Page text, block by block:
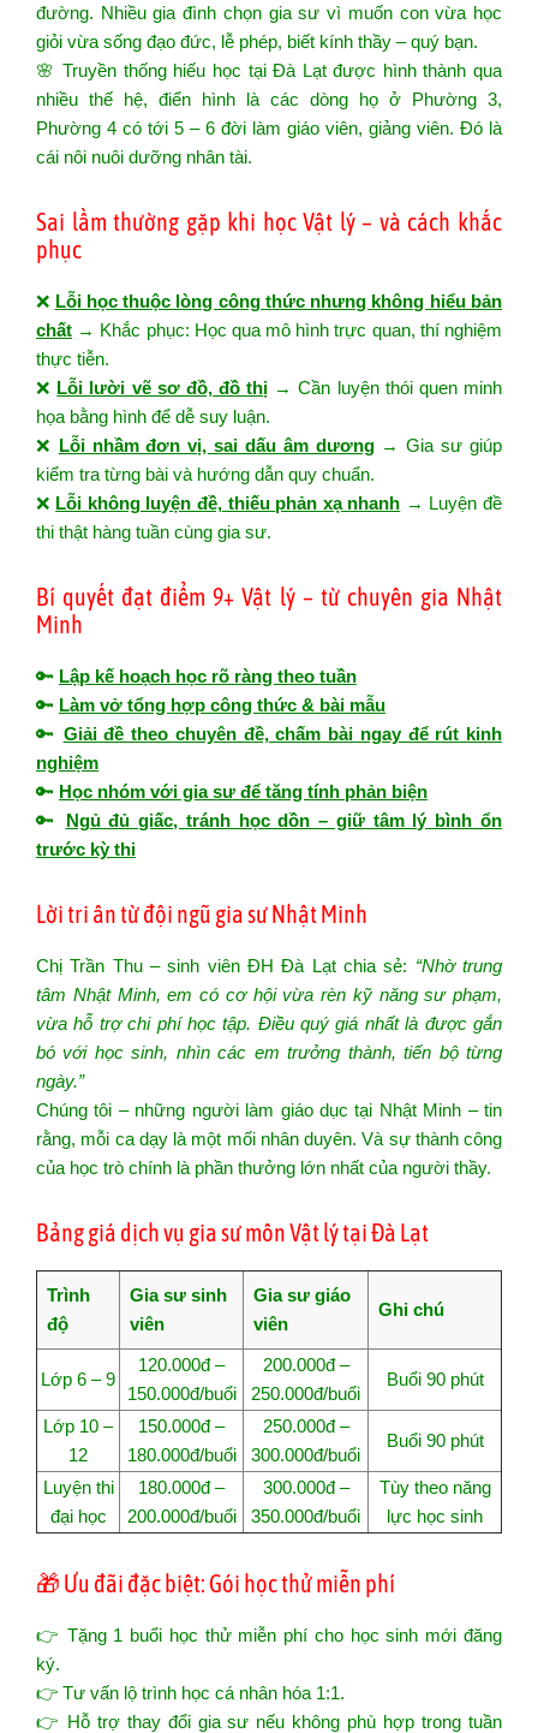
đường. Nhiều gia đình chọn gia sư vì muốn con vừa học
giỏi vừa sống đạo đức, lễ phép, biết kính thầy – quý bạn.
🌸 Truyền thống hiếu học tại Đà Lạt được hình thành qua
nhiều thế hệ, điển hình là các dòng họ ở Phường 3,
Phường 4 có tới 5 – 6 đời làm giáo viên, giảng viên. Đó là
cái nôi nuôi dưỡng nhân tài.
Sai lầm thường gặp khi học Vật lý – và cách khắc
phục
❌ Lỗi học thuộc lòng công thức nhưng không hiểu bản
chất → Khắc phục: Học qua mô hình trực quan, thí nghiệm
thực tiễn.
❌ Lỗi lười vẽ sơ đồ, đồ thị → Cần luyện thói quen minh
họa bằng hình để dễ suy luận.
❌ Lỗi nhầm đơn vị, sai dấu âm dương→ Gia sư giúp
kiểm tra từng bài và hướng dẫn quy chuẩn.
❌ Lỗi không luyện đề, thiếu phản xạ nhanh → Luyện đề
thi thật hàng tuần cùng gia sư.
Bí quyết đạt điểm 9+ Vật lý – từ chuyên gia Nhật
Minh
🔑 Lập kế hoạch học rõ ràng theo tuần
🔑 Làm vở tổng hợp công thức & bài mẫu
🔑 Giải đề theo chuyên đề, chấm bài ngay để rút kinh
nghiệm
🔑 Học nhóm với gia sư để tăng tính phản biện
🔑 Ngủ đủ giấc, tránh học dồn – giữ tâm lý bình ổn
trước kỳ thi
Lời tri ân từ đội ngũ gia sư Nhật Minh
Chị Trần Thu – sinh viên ĐH Đà Lạt chia sẻ: “Nhờ trung
tâm Nhật Minh, em có cơ hội vừa rèn kỹ năng sư phạm,
vừa hỗ trợ chi phí học tập. Điều quý giá nhất là được gắn
bó với học sinh, nhìn các em trưởng thành, tiến bộ từng
ngày.”
Chúng tôi – những người làm giáo dục tại Nhật Minh – tin
rằng, mỗi ca dạy là một mối nhân duyên. Và sự thành công
của học trò chính là phần thưởng lớn nhất của người thầy.
Bảng giá dịch vụ gia sư môn Vật lý tại Đà Lạt
Trình
độ
Gia sư sinh
viên
Gia sư giáo
viên
Ghi chú
Lớp 6 – 9
120.000đ –
150.000đ/buổi
200.000đ –
250.000đ/buổi
Buổi 90 phút
Lớp 10 –
12
150.000đ –
180.000đ/buổi
250.000đ –
300.000đ/buổi
Buổi 90 phút
Luyện thi
đại học
180.000đ –
200.000đ/buổi
300.000đ –
350.000đ/buổi
Tùy theo năng
lực học sinh
🎁 Ưu đãi đặc biệt: Gói học thử miễn phí
👉 Tặng 1 buổi học thử miễn phí cho học sinh mới đăng
ký.
👉 Tư vấn lộ trình học cá nhân hóa 1:1.
👉 Hỗ trợ thay đổi gia sư nếu không phù hợp trong tuần